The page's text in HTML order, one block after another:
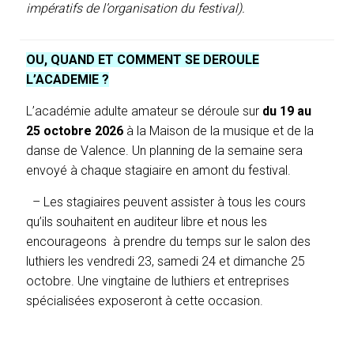
impératifs de l’organisation du festival).
OU, QUAND ET COMMENT SE DEROULE
L’ACADEMIE ?
L’académie adulte amateur se déroule sur du 19 au
25 octobre 2026 à la Maison de la musique et de la
danse de Valence. Un planning de la semaine sera
envoyé à chaque stagiaire en amont du festival.
– Les stagiaires peuvent assister à tous les cours
qu’ils souhaitent en auditeur libre et nous les
encourageons à prendre du temps sur le salon des
luthiers les vendredi 23, samedi 24 et dimanche 25
octobre. Une vingtaine de luthiers et entreprises
spécialisées exposeront à cette occasion.